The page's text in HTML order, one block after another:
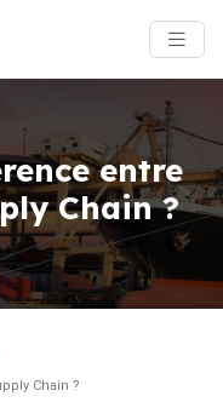
entre
Chain ?
Chain ?